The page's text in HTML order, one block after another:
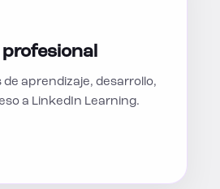
aprendizaje, desarrollo,
a LinkedIn Learning.